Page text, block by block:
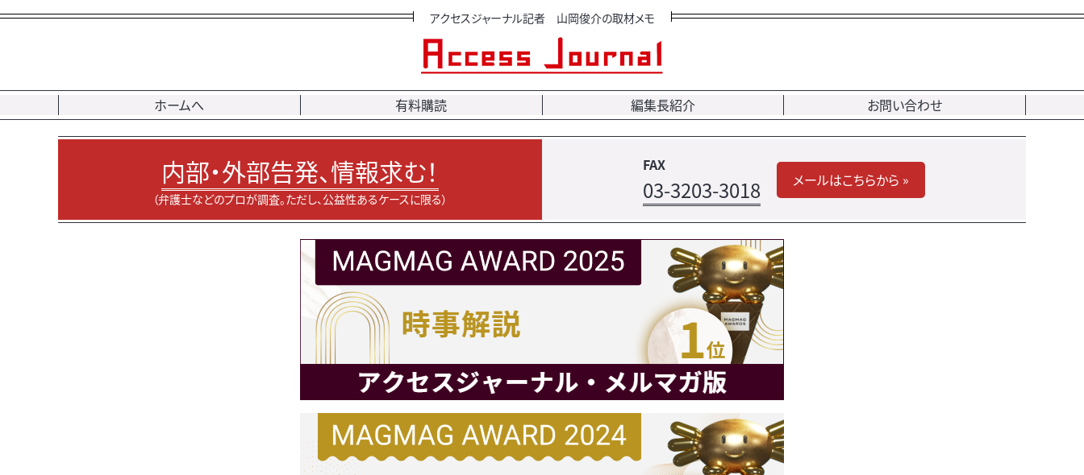
アクセスジャーナル記者 山岡俊介の取材メモ
ホームへ 有料購読 編集長紹介 お問い合わせ
内部・外部告発、情報求む！
（弁護士などのプロが調査。ただし、公益性あるケースに限る）
FAX
03-3203-3018 メールはこちらから »